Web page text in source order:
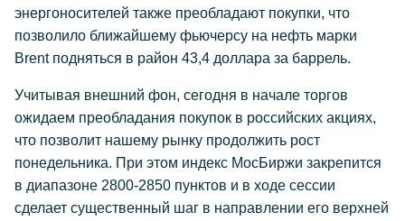
энергоносителей также преобладают покупки, что
позволило ближайшему фьючерсу на нефть марки
Brent подняться в район 43,4 доллара за баррель.
Учитывая внешний фон, сегодня в начале торгов
ожидаем преобладания покупок в российских акциях,
что позволит нашему рынку продолжить рост
понедельника. При этом индекс МосБиржи закрепится
в диапазоне 2800-2850 пунктов и в ходе сессии
сделает существенный шаг в направлении его верхней